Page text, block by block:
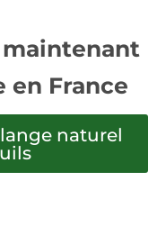
en France
naturel